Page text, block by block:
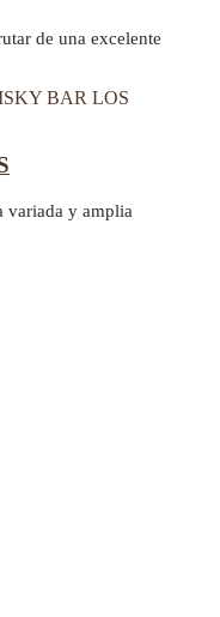
de una excelente
variada y amplia